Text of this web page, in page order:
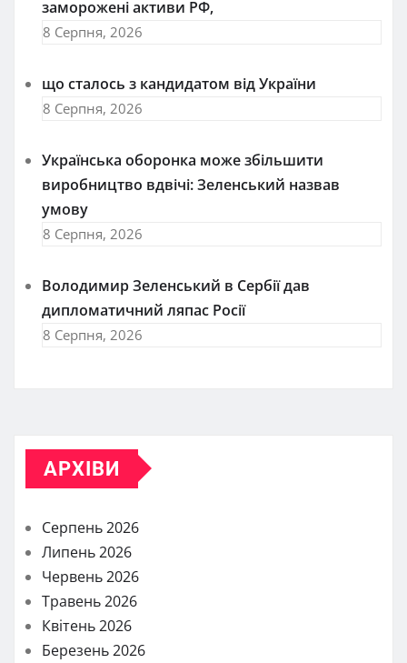
заморожені активи РФ,
8 Серпня, 2026
що сталось з кандидатом від України
8 Серпня, 2026
Українська оборонка може збільшити
виробництво вдвічі: Зеленський назвав
умову
8 Серпня, 2026
Володимир Зеленський в Сербії дав
дипломатичний ляпас Росії
8 Серпня, 2026
АРХІВИ
Серпень 2026
Липень 2026
Червень 2026
Травень 2026
Квітень 2026
Березень 2026